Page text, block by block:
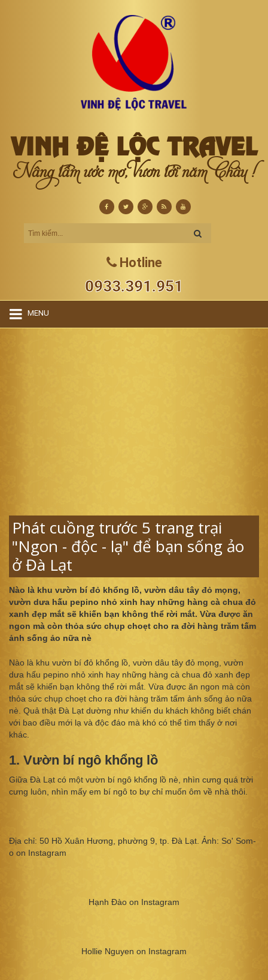
VINH ĐỆ LỘC TRAVEL
Nâng tầm ước mơ, Vươn tới năm Châu !
Hotline
0933.391.951
MENU
Phát cuồng trước 5 trang trại
"Ngon - độc - lạ" để bạn sống ảo
ở Đà Lạt
Nào là khu vườn bí đỏ khổng lồ, vườn dâu tây đỏ mọng,
vườn dưa hấu pepino nhỏ xinh hay những hàng cà chua đỏ
xanh đẹp mắt sẽ khiến bạn không thể rời mắt. Vừa được ăn
ngon mà còn thỏa sức chụp choẹt cho ra đời hàng trăm tấm
ảnh sống ảo nữa nè
Nào là khu vườn bí đỏ khổng lồ, vườn dâu tây đỏ mọng, vườn
dưa hấu pepino nhỏ xinh hay những hàng cà chua đỏ xanh đẹp
mắt sẽ khiến bạn không thể rời mắt. Vừa được ăn ngon mà còn
thỏa sức chụp choẹt cho ra đời hàng trăm tấm ảnh sống ảo nữa
nè. Quả thật Đà Lạt dường như khiến du khách không biết chán
với bao điều mới lạ và độc đáo mà khó có thể tìm thấy ở nơi
khác.
1. Vườn bí ngô khổng lồ
Giữa Đà Lạt có một vườn bí ngô khổng lồ nè, nhìn cưng quá trời
cưng luôn, nhìn mấy em bí ngô to bự chỉ muốn ôm về nhà thôi.
Địa chỉ: 50 Hồ Xuân Hương, phường 9, tp. Đà Lạt. Ảnh: So' Som-
o on Instagram
Hạnh Đào on Instagram
Hollie Nguyen on Instagram